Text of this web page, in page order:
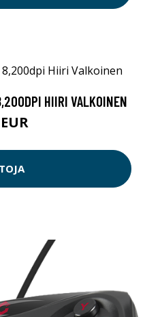
HIIRI VALKOINEN